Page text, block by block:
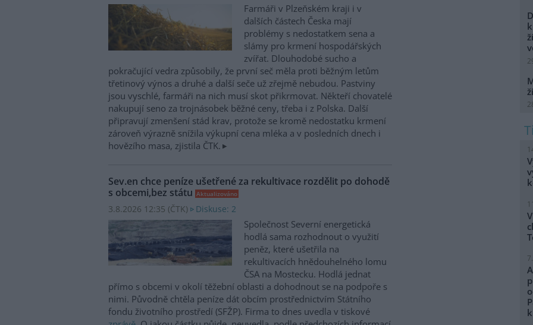
Farmáři v Plzeňském kraji i v
dalších částech Česka mají
problémy s nedostatkem sena a
slámy pro krmení hospodářských
zvířat. Dlouhodobé sucho a
pokračující vedra způsobily, že první seč měla proti běžným letům
třetinový výnos a druhé a další seče už zřejmě nebudou. Pastviny
jsou vyschlé, farmáři na nich musí skot přikrmovat. Někteří chovatelé
nakupují seno za trojnásobek běžné ceny, třeba i z Polska. Další
připravují zmenšení stád krav, protože se kromě nedostatku krmení
zároveň výrazně snížila výkupní cena mléka a v posledních dnech i
hovězího masa, zjistila ČTK.
Sev.en chce peníze ušetřené za rekultivace rozdělit po dohodě
s obcemi,bez státu Aktualizováno
3.8.2026 12:35 (ČTK) Diskuse: 2
Společnost Severní energetická
hodlá sama rozhodnout o využití
peněz, které ušetřila na
rekultivacích hnědouhelného lomu
ČSA na Mostecku. Hodlá jednat
přímo s obcemi v okolí těžební oblasti a dohodnout se na podpoře s
nimi. Původně chtěla peníze dát obcím prostřednictvím Státního
fondu životního prostředí (SFŽP). Firma to dnes uvedla v tiskové